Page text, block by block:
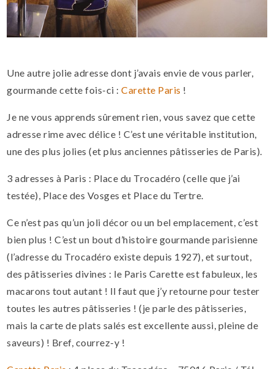
Une autre jolie adresse dont j’avais envie de vous parler,
gourmande cette fois-ci :Carette Paris !
Je ne vous apprends sûrement rien, vous savez que cette
adresse rime avec délice ! C’est une véritable institution,
une des plus jolies (et plus anciennes pâtisseries de Paris).
3 adresses à Paris : Place du Trocadéro (celle que j’ai
testée), Place des Vosges et Place du Tertre.
Ce n’est pas qu’un joli décor ou un bel emplacement, c’est
bien plus ! C’est un bout d’histoire gourmande parisienne
(l’adresse du Trocadéro existe depuis 1927), et surtout,
des pâtisseries divines : le Paris Carette est fabuleux, les
macarons tout autant ! Il faut que j’y retourne pour tester
toutes les autres pâtisseries ! (je parle des pâtisseries,
mais la carte de plats salés est excellente aussi, pleine de
saveurs) ! Bref, courrez-y !